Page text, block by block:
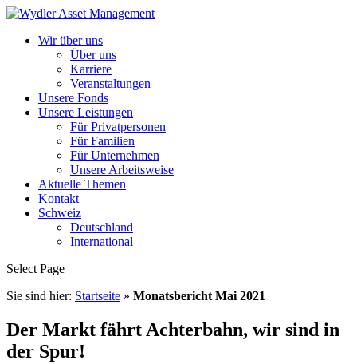
Wir über uns
Über uns
Karriere
Veranstaltungen
Unsere Fonds
Unsere Leistungen
Für Privatpersonen
Für Familien
Für Unternehmen
Unsere Arbeitsweise
Aktuelle Themen
Kontakt
Schweiz
Deutschland
International
Select Page
Sie sind hier: Startseite » Monatsbericht Mai 2021
Der Markt fährt Achterbahn, wir sind in
der Spur!